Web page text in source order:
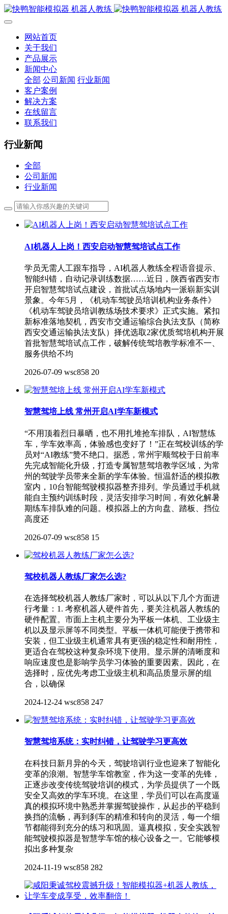
网站首页
关于我们
产品展示
新闻中心
全部 公司新闻 行业新闻
客户案例
解决方案
在线留言
联系我们
行业新闻
全部
公司新闻
行业新闻
AI机器人上岗！西安启动智慧驾培试点工作
学员无需人工跟车指导，AI机器人教练全程语音提示、
智能纠错，自动记录训练数据……近日，陕西省西安市
开启智慧驾培试点建设，首批试点场地内一派崭新实训
景象。今年5月，《机动车驾驶员培训机构业务条件》
《机动车驾驶员培训教练场技术要求》正式实施。紧扣
新标准落地契机，西安市交通运输综合执法支队（简称
西安交通运输执法支队）择优选取2家优质驾培机构开展
首批智慧驾培试点工作，破解传统驾培教学标准不一、
服务供给不均
2026-07-09 wsc858 20
智慧驾培上线 常州开启AI学车新模式
“不用顶着烈日暴晒，也不用扎堆抢车排队，AI智慧练
车，学车效率高，体验感也变好了！”正在驾校训练的学
员对“AI教练”赞不绝口。据悉，常州宇顺驾校于日前率
先完成智能化升级，打造专属智慧驾培教学区域，为常
州的驾驶学员带来全新的学车体验。恒温舒适的模拟教
室内，10台智能驾驶模拟器整齐排列。学员通过手机就
能自主预约训练时段，灵活安排学习时间，有效化解暑
期练车排队难的问题。模拟器上的方向盘、踏板、挡位
高度还
2026-07-09 wsc858 15
驾校机器人教练厂家怎么选?
在选择驾校机器人教练厂家时，可以从以下几个方面进
行考量：‌1. 考察机器人硬件‌首先，要关注机器人教练的
硬件配置。市面上主机主要分为平板一体机、工业级主
机以及显示屏等不同类型。平板一体机可能便于携带和
安装，但工业级主机通常具有更强的稳定性和耐用性，
更适合在驾校这种复杂环境下使用。显示屏的清晰度和
响应速度也是影响学员学习体验的重要因素。因此，在
选择时，应优先考虑工业级主机和高品质显示屏的组
合，以确保
2024-12-24 wsc858 247
智慧驾培系统：实时纠错，让驾驶学习更高效
在科技日新月异的今天，驾驶培训行业也迎来了智能化
变革的浪潮。智慧学车馆教室，作为这一变革的先锋，
正逐步改变传统驾驶培训的模式，为学员提供了一个既
安全又高效的学车环境。在这里，学员们可以在高度逼
真的模拟环境中熟悉并掌握驾驶操作，从起步的平稳到
换挡的流畅，再到刹车的精准和转向的灵活，每一个细
节都能得到充分的练习和巩固。‌逼真模拟，安全实践‌智
能驾驶模拟器是智慧学车馆的核心设备之一。它能够模
拟出多种复杂
2024-11-19 wsc858 282